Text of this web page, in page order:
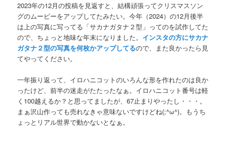
2023年の12月の投稿を見返すと、結構頑張ってクリスマスソン
グのムービーをアップしてたみたい。今年（2024）の12月後半
は上の写真に写ってる「サカナガタナ２型」ってのを試作してた
ので、ちょっと地味な年末になりました。 インスタの方にサカナ
ガタナ２型の写真を何枚かアップしてるので、また良かったら見
てやってください。
一年振り返って、イロハニコットのいろんな形を作れたのは良か
ったけど、前半の迷走がたたったなぁ。イロハニコット番号は軽
く100越えるか？と思ってましたが、67止まりやったし・・・。
まぁ沢山作っても売れなきゃ意味ないですけどね(;^ω^)。もうち
ょっとリアル世界で動かないとなぁ。